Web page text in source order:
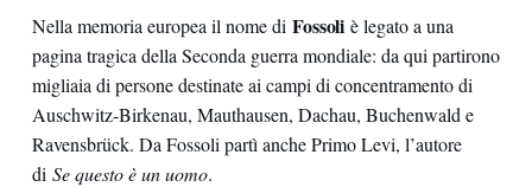
Nella memoria europea il nome di Fossoliè legato a una
pagina tragica della Seconda guerra mondiale: da qui partirono
migliaia di persone destinate ai campi di concentramento di
Auschwitz-Birkenau, Mauthausen, Dachau, Buchenwald e
Ravensbrück. Da Fossoli partì anche Primo Levi, l’autore
di Se questo è un uomo.